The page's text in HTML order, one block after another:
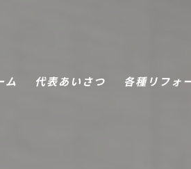
ム 代表あいさつ 各種リフォ